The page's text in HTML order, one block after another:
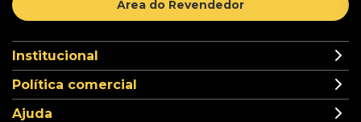
Área do Revendedor
Institucional
Política comercial
Ajuda